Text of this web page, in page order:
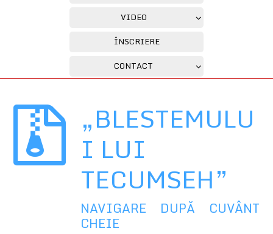
VIDEO
ÎNSCRIERE
CONTACT
„BLESTEMULU
I LUI
TECUMSEH”
NAVIGARE DUPĂ CUVÂNT
CHEIE